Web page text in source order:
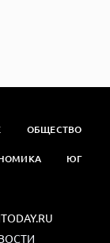
ОБЩЕСТВО
ЮГ